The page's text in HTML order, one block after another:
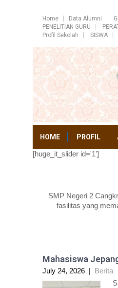
Home Data Alumni
PENELITIAN GURU
Profil Sekolah
SISWA
HOME PROFIL
[huge_it_slider id='1']
SMP Negeri 2
fasilitas yang
Mahasiswa
July 24, 2026 | Berita